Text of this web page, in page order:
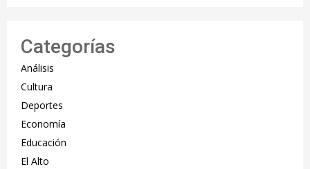
Categorías
Análisis
Cultura
Deportes
Economía
Educación
El Alto